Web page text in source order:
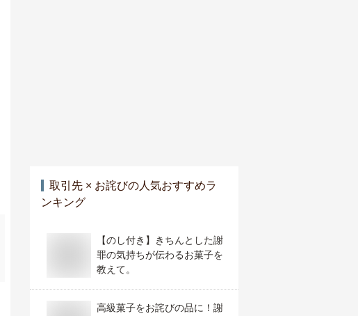
取引先 × お詫びの人気おすすめラ
ンキング
【のし付き】きちんとした謝
罪の気持ちが伝わるお菓子を
教えて。
高級菓子をお詫びの品に！謝